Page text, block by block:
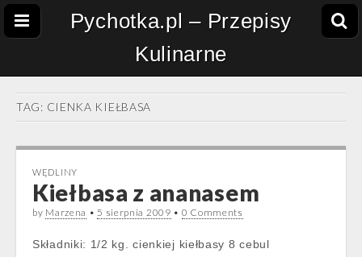
Pychotka.pl – Przepisy
Kulinarne
TAG: CIENKA KIEŁBASA
WĘDLINY
Kiełbasa z ananasem
by Marzena • 5 sierpnia 2009 • 0 Comments
Składniki: 1/2 kg. cienkiej kiełbasy 8 cebul